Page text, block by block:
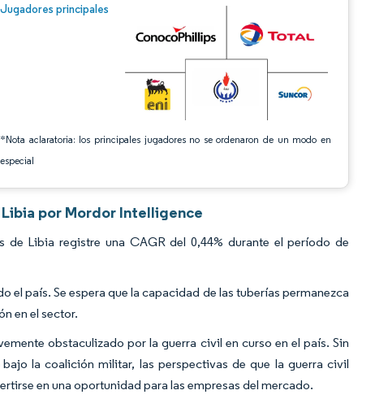
Jugadores principales
*Nota aclaratoria: los principales jugadores no se ordenaron de un modo en
especial
Imagen © Mordor Intelligence. El uso requiere atribución según CC BY 4.0.
por Mordor Intelligence
Libia registre una CAGR del 0,44% durante el período de
país. Se espera que la capacidad de las tuberías permanezca
en el sector.
obstaculizado por la guerra civil en curso en el país. Sin
la coalición militar, las perspectivas de que la guerra civil
en una oportunidad para las empresas del mercado.